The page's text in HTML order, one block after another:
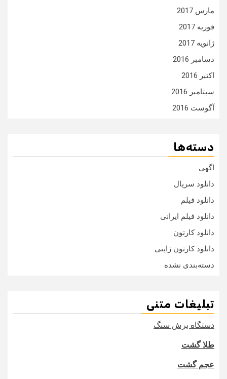
مارس 2017
فوریه 2017
ژانویه 2017
دسامبر 2016
اکتبر 2016
سپتامبر 2016
آگوست 2016
دسته‌ها
اگهی
دانلود سریال
دانلود فیلم
دانلود فیلم ایرانی
دانلود کارتون
دانلود کارتون ژاپنی
دسته‌بندی نشده
تبلیغات متنی
دستگاه برش سنگ
طلا گشت
عجم گشت